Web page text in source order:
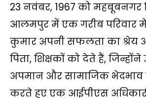
23 नवंबर, 1967 को
आलमपुर में एक गरीब परिवार
कुमार अपनी सफलता का श्रेय
पिता, शिक्षकों को देते हैं, जिन्होंने
अपमान और सामाजिक भेदभाव
करते हुए एक आईपीएस